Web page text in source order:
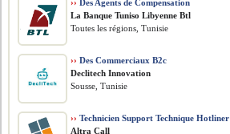
›› Des Agents de Compensation
La Banque Tuniso Libyenne Btl
Toutes les régions, Tunisie
›› Des Commerciaux B2c
Declitech Innovation
Sousse, Tunisie
›› Technicien Support Technique Hotliner
Altra Call